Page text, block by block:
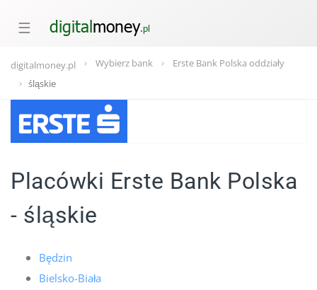
☰
digitalmoney.pl Wybierz bank
Erste Bank Polska oddziały
śląskie
Placówki Erste Bank Polska
- śląskie
Będzin
Bielsko-Biała